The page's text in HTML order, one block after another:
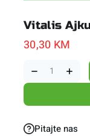
Vitalis
30,30 KM
Pitajte nas